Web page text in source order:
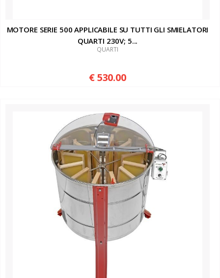
MOTORE SERIE 500 APPLICABILE SU TUTTI GLI SMIELATORI
QUARTI 230V; 5...
QUARTI
€ 530.00